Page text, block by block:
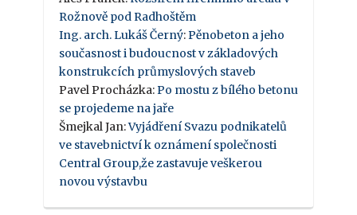
Rožnově pod Radhoštěm
Ing. arch. Lukáš Černý:Pěnobeton a jeho
současnost i budoucnost v základových
konstrukcích průmyslových staveb
Pavel Procházka:Po mostu z bílého betonu
se projedeme na jaře
Šmejkal Jan:Vyjádření Svazu podnikatelů
ve stavebnictví k oznámení společnosti
Central Group,že zastavuje veškerou
novou výstavbu